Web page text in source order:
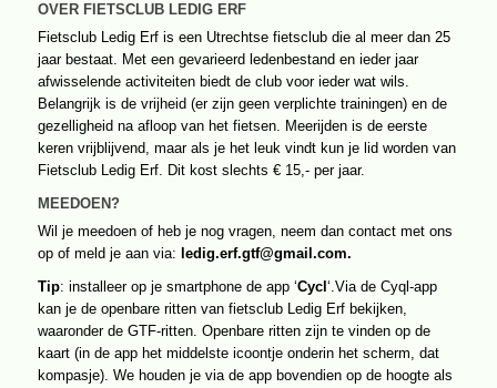
OVER FIETSCLUB LEDIG ERF
Fietsclub Ledig Erf is een Utrechtse fietsclub die al meer dan 25
jaar bestaat. Met een gevarieerd ledenbestand en ieder jaar
afwisselende activiteiten biedt de club voor ieder wat wils.
Belangrijk is de vrijheid (er zijn geen verplichte trainingen) en de
gezelligheid na afloop van het fietsen. Meerijden is de eerste
keren vrijblijvend, maar als je het leuk vindt kun je lid worden van
Fietsclub Ledig Erf. Dit kost slechts € 15,- per jaar.
MEEDOEN?
Wil je meedoen of heb je nog vragen, neem dan contact met ons
op of meld je aan via: ledig.erf.gtf@gmail.com.
Tip: installeer op je smartphone de app ‘Cycl ‘.Via de Cyql-app
kan je de openbare ritten van fietsclub Ledig Erf bekijken,
waaronder de GTF-ritten. Openbare ritten zijn te vinden op de
kaart (in de app het middelste icoontje onderin het scherm, dat
kompasje). We houden je via de app bovendien op de hoogte als